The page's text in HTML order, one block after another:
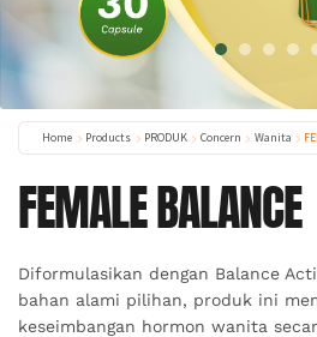
1 2 3 4
Home Products PRODUK Concern Wanita
FEMALE BALANCE
Diformulasikan dengan Balance
bahan alami pilihan, produk ini
keseimbangan hormon wanita